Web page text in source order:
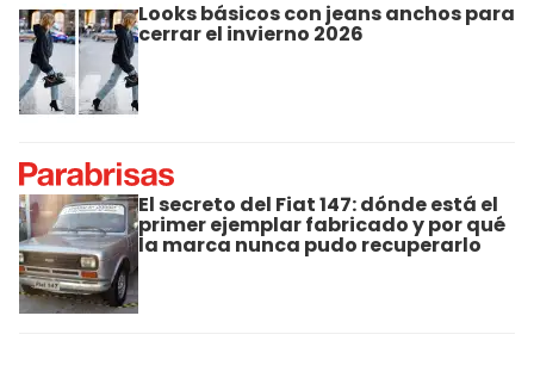
Looks básicos con jeans anchos para
cerrar el invierno 2026
El secreto del Fiat 147: dónde está el
primer ejemplar fabricado y por qué
la marca nunca pudo recuperarlo